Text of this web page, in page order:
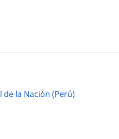
de la Nación (Perú)